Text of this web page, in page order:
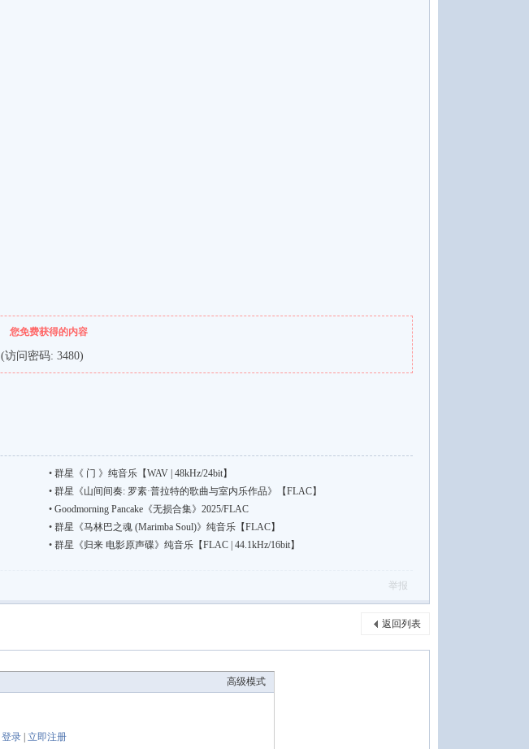
您免费获得的内容
(访问密码: 3480)
• 群星《 门 》纯音乐【WAV | 48kHz/24bit】
• 群星《山间间奏: 罗素·普拉特的歌曲与室内乐作品》【FLAC】
• Goodmorning Pancake《无损合集》2025/FLAC
• 群星《马林巴之魂 (Marimba Soul)》纯音乐【FLAC】
• 群星《归来 电影原声碟》纯音乐【FLAC | 44.1kHz/16bit】
举报
返回列表
高级模式
登录 立即注册